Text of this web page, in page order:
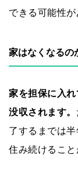
できる可能性が
家はなくなるの
家を担保に入
没収されます。
了するまでは
住み続けること